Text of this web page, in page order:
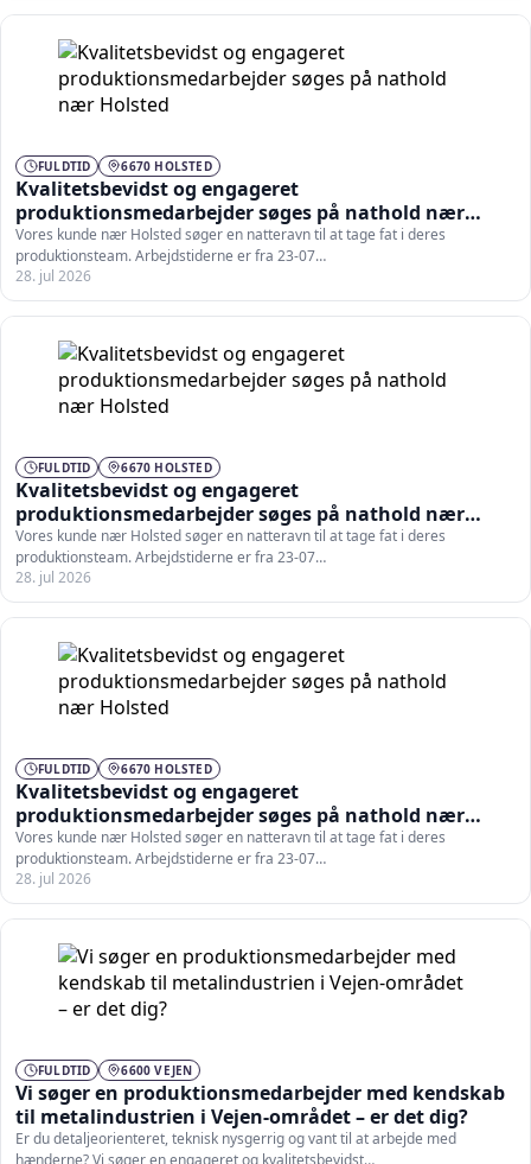
FULDTID 6670 HOLSTED
Kvalitetsbevidst og engageret
produktionsmedarbejder søges på nathold nær
Holsted
Vores kunde nær Holsted søger en natteravn til at tage fat i deres
produktionsteam. Arbejdstiderne er fra 23-07…
28. jul 2026
FULDTID 6670 HOLSTED
Kvalitetsbevidst og engageret
produktionsmedarbejder søges på nathold nær
Holsted
Vores kunde nær Holsted søger en natteravn til at tage fat i deres
produktionsteam. Arbejdstiderne er fra 23-07…
28. jul 2026
FULDTID 6670 HOLSTED
Kvalitetsbevidst og engageret
produktionsmedarbejder søges på nathold nær
Holsted
Vores kunde nær Holsted søger en natteravn til at tage fat i deres
produktionsteam. Arbejdstiderne er fra 23-07…
28. jul 2026
FULDTID 6600 VEJEN
Vi søger en produktionsmedarbejder med kendskab
til metalindustrien i Vejen-området – er det dig?
Er du detaljeorienteret, teknisk nysgerrig og vant til at arbejde med